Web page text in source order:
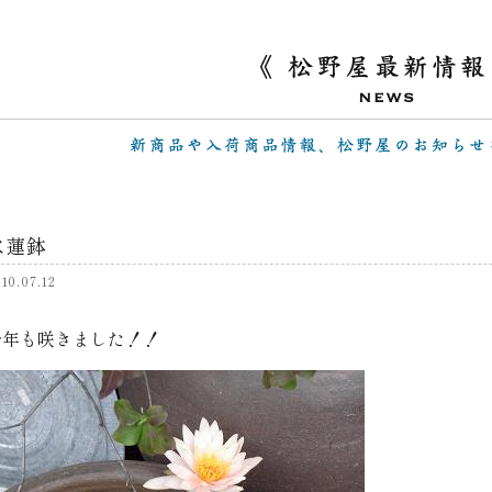
蓮鉢
も咲きました！！